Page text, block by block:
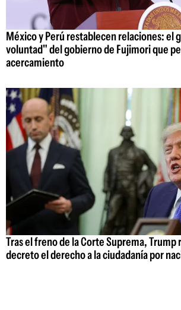
México y Perú restablecen relaciones: el
voluntad" del gobierno de Fujimori que
acercamiento
Tras el freno de la Corte Suprema,
decreto el derecho a la ciudadanía por